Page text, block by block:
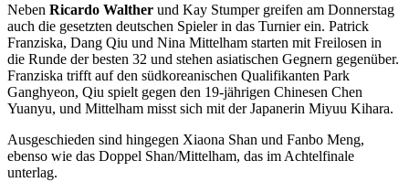
Neben Ricardo Walther und Kay Stumper greifen am Donnerstag
auch die gesetzten deutschen Spieler in das Turnier ein. Patrick
Franziska, Dang Qiu und Nina Mittelham starten mit Freilosen in
die Runde der besten 32 und stehen asiatischen Gegnern gegenüber.
Franziska trifft auf den südkoreanischen Qualifikanten Park
Ganghyeon, Qiu spielt gegen den 19-jährigen Chinesen Chen
Yuanyu, und Mittelham misst sich mit der Japanerin Miyuu Kihara.
Ausgeschieden sind hingegen Xiaona Shan und Fanbo Meng,
ebenso wie das Doppel Shan/Mittelham, das im Achtelfinale
unterlag.